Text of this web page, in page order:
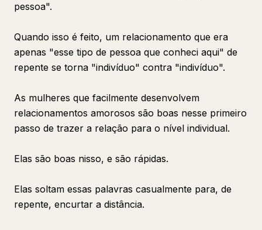
pessoa".
Quando isso é feito, um relacionamento que era
apenas "esse tipo de pessoa que conheci aqui" de
repente se torna "indivíduo" contra "indivíduo".
As mulheres que facilmente desenvolvem
relacionamentos amorosos são boas nesse primeiro
passo de trazer a relação para o nível individual.
Elas são boas nisso, e são rápidas.
Elas soltam essas palavras casualmente para, de
repente, encurtar a distância.